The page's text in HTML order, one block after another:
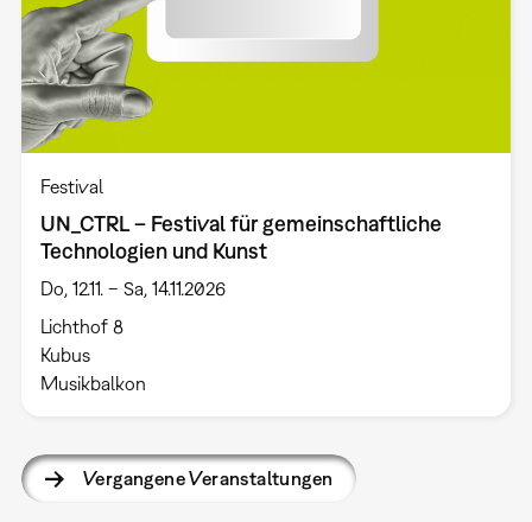
Festival
UN_CTRL – Festival für gemeinschaftliche
Technologien und Kunst
Do, 12.11. – Sa, 14.11.2026
Lichthof 8
Kubus
Musikbalkon
Vergangene Veranstaltungen